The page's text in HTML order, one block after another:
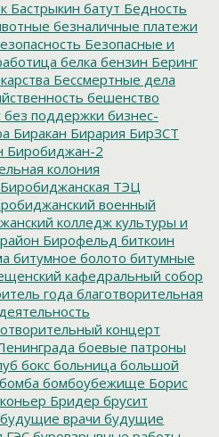
Бастрыкин батут Бедность
безналичные платежи
Безопасные и
белка бензин Беринг
Бессмертные дела
бешенство
без поддержки бизнес-
Биракан Бирария БирЗСТ
Биробиджан-2
колония
Биробиджанская ТЭЦ
военный
колледж культуры и
Бирофельд биткоин
битумное болото битумные
кафедральный собор
года благотворительная
концерт
боевые патроны
бокс больница большой
бомба бомбоубежище Борис
Бридер брусит
будущие врачи будущие